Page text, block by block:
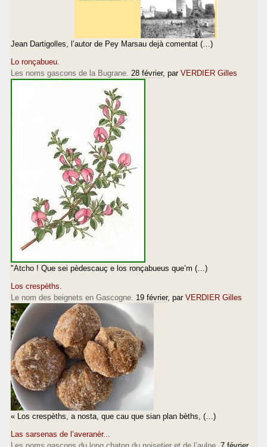
Jean Dartigolles, l’autor de Pey Marsau dejà comentat (…)
Lo ronçabueu.
Les noms gascons de la Bugrane. 28 février, par VERDIER Gilles
"Atcho ! Que sei pèdescauç e los ronçabueus que’m (…)
Los crespèths.
Le nom des beignets en Gascogne. 19 février, par VERDIER Gilles
« Los crespèths, a nosta, que cau que sian plan bèths, (…)
Las sarsenas de l’averanèr...